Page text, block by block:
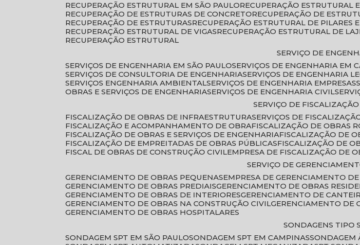
RECUPERAÇÃO ESTRUTURAL EM SÃO PAULO
RECUPERAÇÃO ESTRUTURAL
RECUPERAÇÃO DE ESTRUTURAS DE CONCRETO
RECUPERAÇÃO DE
RECUPERAÇÃO DE ESTRUTURAS
RECUPERAÇÃO ESTRUTURAL DE PILARES
RECUPERAÇÃO ESTRUTURAL DE VIGAS
RECUPERAÇÃO ESTRUTURAL DE
RECUPERAÇÃO ESTRUTURAL
SERVIÇO DE
SERVIÇOS DE ENGENHARIA EM SÃO PAULO SERVIÇOS DE ENGENHARIA EM
SERVIÇOS DE CONSULTORIA DE ENGENHARIA SERVIÇOS DE ENGENHARIA
SERVIÇOS ENGENHARIA AMBIENTAL SERVIÇOS DE ENGENHARIA EMPRESAS
OBRAS E SERVIÇOS DE ENGENHARIA SERVIÇOS DE ENGENHARIA CIVIL
SERVIÇO DE
FISCALIZAÇÃO DE OBRAS DE INFRAESTRUTURA SERVIÇOS DE
FISCALIZAÇÃO E ACOMPANHAMENTO DE OBRA FISCALIZAÇÃO DE OBRAS
FISCALIZAÇÃO DE OBRAS E SERVIÇOS DE ENGENHARIA FISCALIZAÇÃO DE
FISCALIZAÇÃO DE EMPREITADAS DE OBRAS PÚBLICAS
FISCALIZAÇÃO DE
FISCAL DE OBRAS DE CONSTRUÇÃO CIVIL EMPRESA DE FISCALIZAÇÃO DE
SERVIÇO DE
GERENCIAMENTO DE OBRAS PEQUENAS
EMPRESA DE GERENCIAMENTO
GERENCIAMENTO DE OBRAS PREDIAIS
GERENCIAMENTO DE OBRAS
GERENCIAMENTO DE OBRAS DE INTERIORES
GERENCIAMENTO DE
GERENCIAMENTO DE OBRAS NA CONSTRUÇÃO CIVIL
GERENCIAMENTO
GERENCIAMENTO DE OBRAS HOSPITALARES
SONDAGENS TIPO
SONDAGEM SPT EM SÃO PAULO SONDAGEM SPT EM CAMPINAS